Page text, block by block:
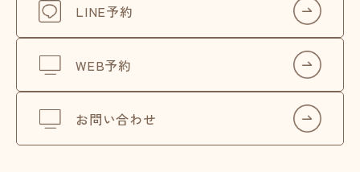
LINE予約
WEB予約
お問い合わせ